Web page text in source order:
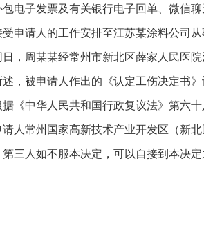
电子发票及有关银行电子回单、微信
申请人的工作安排至江苏某涂料公司
日，周某某经常州市新北区薛家人民医
，被申请人作出的《认定工伤决定书
据《中华人民共和国行政复议法》第六
人常州国家高新技术产业开发区（新
第三人如不服本决定，可以自接到本决